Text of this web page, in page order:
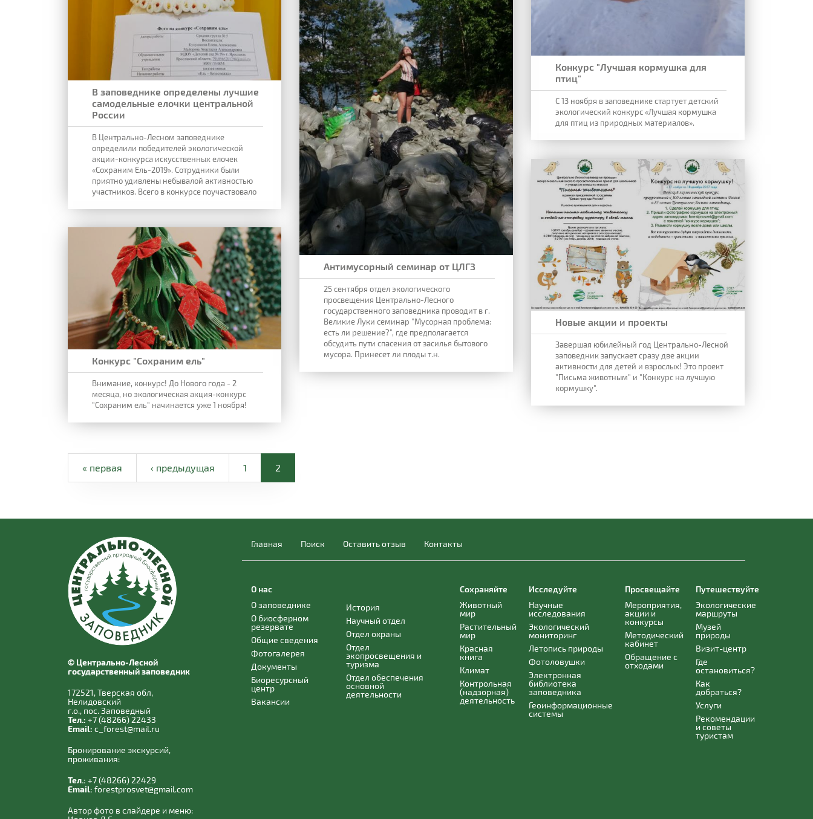
В заповеднике определены лучшие
самодельные елочки центральной
России
В Центрально-Лесном заповеднике
определили победителей экологической
акции-конкурса искусственных елочек
«Сохраним Ель-2019». Сотрудники были
приятно удивлены небывалой активностью
участников. Всего в конкурсе поучаствовало
Конкурс "Лучшая кормушка для
птиц"
С 13 ноября в заповеднике стартует детский
экологический конкурс«Лучшая кормушка
для птиц из природных материалов».
Конкурс "Сохраним ель"
Внимание, конкурс! До Нового года - 2
месяца, но экологическая акция-конкурс
"Сохраним ель" начинается уже 1 ноября!
Антимусорный семинар от ЦЛГЗ
25 сентября отдел экологического
просвещения Центрально-Лесного
государственного заповедника проводит в г.
Великие Луки семинар "Мусорная проблема:
есть ли решение?", где предполагается
обсудить пути спасения от засилья бытового
мусора. Принесет ли плоды т.н.
Новые акции и проекты
Завершая юбилейный год Центрально-Лесной
заповедник запускает сразу две акции
активности для детей и взрослых! Это проект
"Письма животным" и "Конкурс на лучшую
кормушку".
« первая ‹ предыдущая 1 2
© Центрально-Лесной
государственный заповедник
172521, Тверская обл,
Нелидовский
г.о., пос. Заповедный
Тел.: +7 (48266) 22433
Email: c_forest@mail.ru
Бронирование экскурсий,
проживания:
Тел.: +7 (48266) 22429
Email: forestprosvet@gmail.com
Автор фото в слайдере и меню:
Главная Поиск Оставить отзыв Контакты
О нас
О заповеднике
О биосферном
резервате
Общие сведения
Фотогалерея
Документы
Биоресурсный
центр
Вакансии
История
Научный отдел
Отдел охраны
Отдел
экопросвещения и
туризма
Отдел обеспечения
основной
деятельности
Сохраняйте
Животный
мир
Растительный
мир
Красная
книга
Климат
Контрольная
(надзорная)
деятельность
Исследуйте
Научные
исследования
Экологический
мониторинг
Летопись природы
Фотоловушки
Электронная
библиотека
заповедника
Геоинформационные
системы
Просвещайте
Мероприятия,
акции и
конкурсы
Методический
кабинет
Обращение с
отходами
Путешествуйте
Экологические
маршруты
Музей
природы
Визит-центр
Где
остановиться?
Как
добраться?
Услуги
Рекомендации
и советы
туристам